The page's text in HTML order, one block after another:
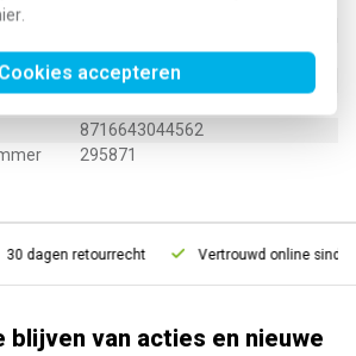
Cookies accepteren
8716643044562
295871
30 dagen retourrecht Vertrouwd online sinds
blijven van acties en nieuwe